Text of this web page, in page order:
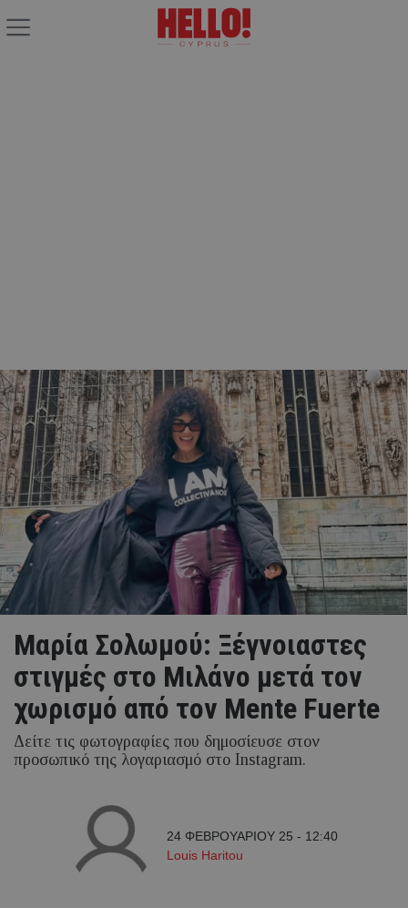
Μαρία Σολωμού: Ξέγνοιαστες
στιγμές στο Μιλάνο μετά τον
χωρισμό από τον Mente Fuerte
Δείτε τις φωτογραφίες που δημοσίευσε στον
προσωπικό της λογαριασμό στο Instagram.
24 ΦΕΒΡΟΥΑΡΙΟΥ 25 - 12:40
Louis Haritou